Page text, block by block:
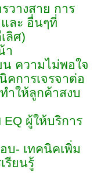
างสาย การ
ละ อื่นๆที่
ลิศ)
า
น ความไม่พอใจ
การเจรจาต่อ
ำให้ลูกค้าสงบ
ผู้ให้บริการ
- เทคนิคเพิ่ม
รียนรู้